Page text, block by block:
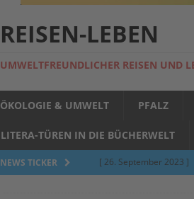
REISEN-LEBEN
UMWELTFREUNDLICHER REISEN UND
ÖKOLOGIE & UMWELT PFALZ
LITERA-TÜREN IN DIE BÜCHERWELT
NEWS TICKER [ 26. September 2023 ]